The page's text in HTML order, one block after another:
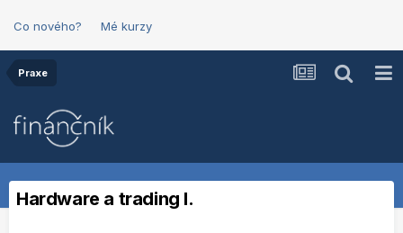
Co nového? Mé kurzy
Praxe
Hardware a trading I.